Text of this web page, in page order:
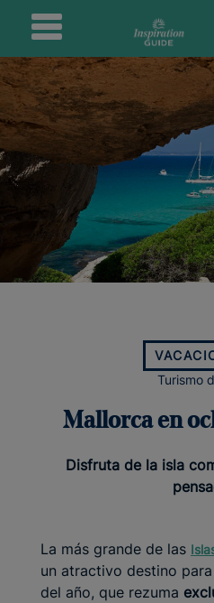
Turismo
Mallorca en
Disfruta de la isla
La más grande de las
un atractivo destino
del año, que rezuma